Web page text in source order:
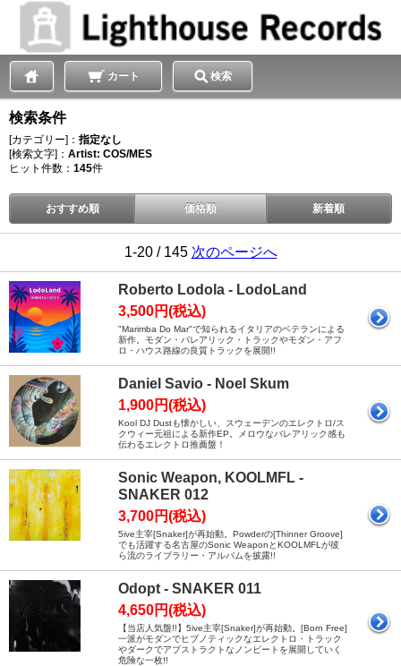
カート 検索
検索条件
[カテゴリー]： 指定なし
[検索文字]： Artist: COS/MES
ヒット件数： 145件
おすすめ順 価格順 新着順
1-20 / 145 次のページへ
Roberto Lodola - LodoLand
3,500円(税込)
"Marimba Do Mar"で知られるイタリアのベテランによる
新作。モダン・バレアリック・トラックやモダン・アフ
ロ・ハウス路線の良質トラックを展開!!
Daniel Savio - Noel Skum
1,900円(税込)
Kool DJ Dustも懐かしい、スウェーデンのエレクトロ/ス
クウィー元祖による新作EP。メロウなバレアリック感も
伝わるエレクトロ推薦盤！
Sonic Weapon, KOOLMFL -
SNAKER 012
3,700円(税込)
5ive主宰[Snaker]が再始動。Powderの[Thinner Groove]
でも活躍する名古屋のSonic WeaponとKOOLMFLが彼
ら流のライブラリー・アルバムを披露!!
Odopt - SNAKER 011
4,650円(税込)
【当店人気盤!!】5ive主宰[Snaker]が再始動。[Born Free]
一派がモダンでヒプノティックなエレクトロ・トラック
やダークでアブストラクトなノンビートを展開していく
危険な一枚!!